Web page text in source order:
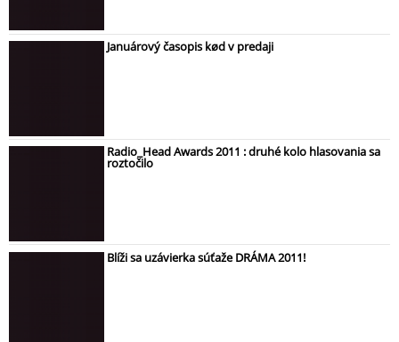
Januárový časopis kød v predaji
Radio_Head Awards 2011 : druhé kolo hlasovania sa
roztočilo
Blíži sa uzávierka súťaže DRÁMA 2011!